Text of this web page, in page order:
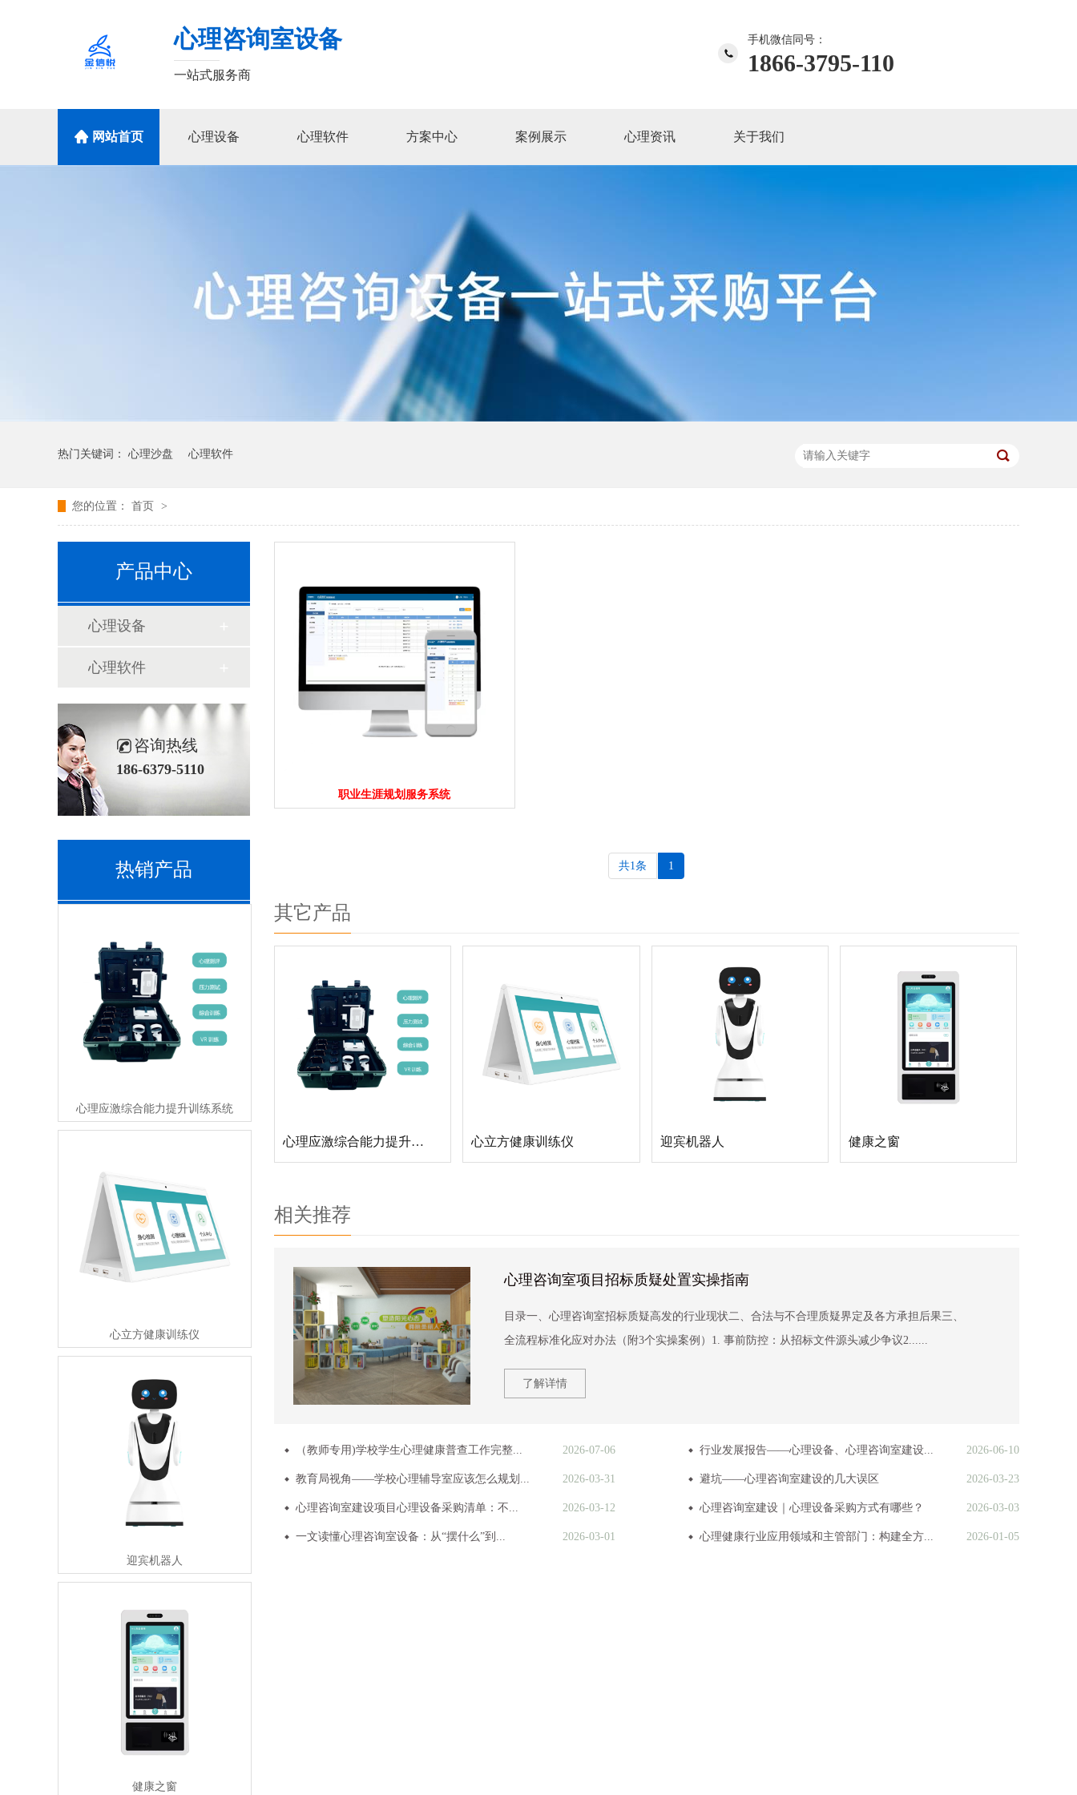
心理咨询室设备
一站式服务商
手机微信同号：
1866-3795-110
网站首页 心理设备 心理软件 方案中心 案例展示 心理资讯 关于我们
热门关键词： 心理沙盘 心理软件
您的位置： 首页 >
产品中心
心理设备
心理软件
咨询热线
186-6379-5110
热销产品
心理应激综合能力提升训练系统
心立方健康训练仪
迎宾机器人
健康之窗
职业生涯规划服务系统
共1条 1
其它产品
心理应激综合能力提升训练系统 心立方健康训练仪 迎宾机器人 健康之窗
相关推荐
心理咨询室项目招标质疑处置实操指南
目录一、心理咨询室招标质疑高发的行业现状二、合法与不合理质疑界定及各方承担后果三、
全流程标准化应对办法（附3个实操案例）1. 事前防控：从招标文件源头减少争议2......
了解详情
（教师专用)学校学生心理健康普查工作完整... 2026-07-06 行业发展报告——心理设备、心理咨询室建设... 2026-06-10
教育局视角——学校心理辅导室应该怎么规划... 2026-03-31 避坑——心理咨询室建设的几大误区 2026-03-23
心理咨询室建设项目心理设备采购清单：不... 2026-03-12 心理咨询室建设｜心理设备采购方式有哪些？ 2026-03-03
一文读懂心理咨询室设备：从“摆什么”到... 2026-03-01 心理健康行业应用领域和主管部门：构建全方... 2026-01-05